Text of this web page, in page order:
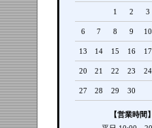
1 2 3
6 7 8 9 10
13 14 15 16 17
20 21 22 23 24
27 28 29 30
【営業時間】